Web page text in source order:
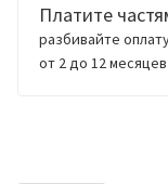
Платите
разбивайте
от 2 до 12 месяцев